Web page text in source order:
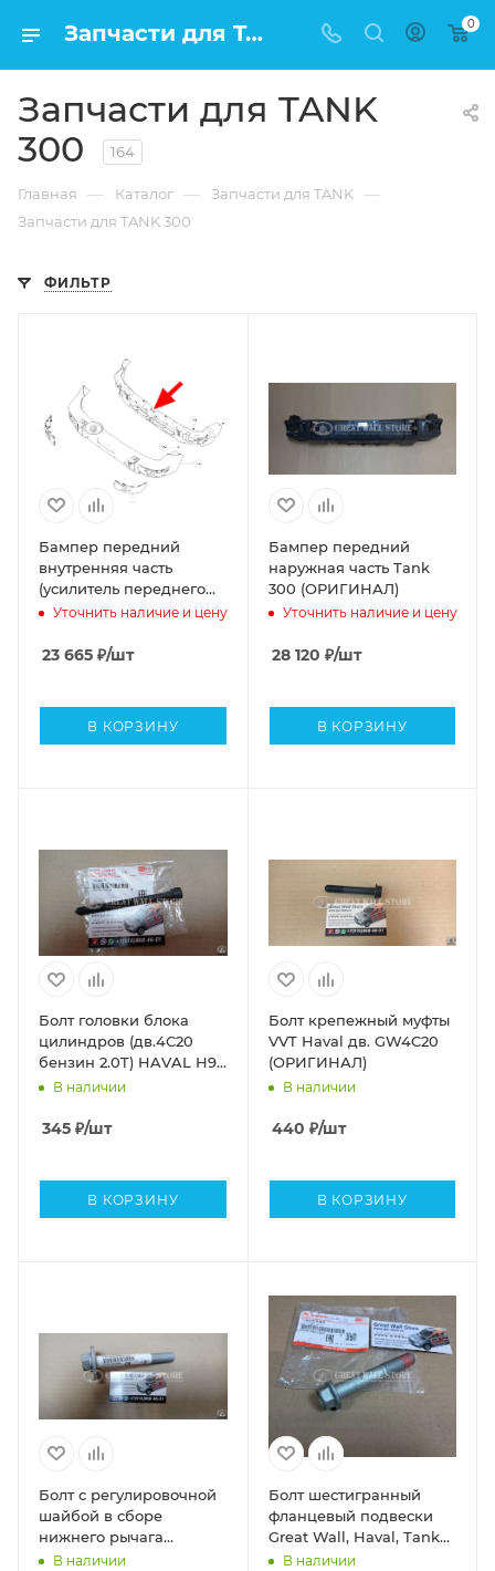
Запчасти для TANK 300 по низкой цене в Москве 0
Запчасти для TANK
300
164
Главная — Каталог — Запчасти для TANK —
Запчасти для TANK 300
ФИЛЬТР
Бампер передний
внутренняя часть
(усилитель переднего
бампера Tank 300
Уточнить наличие и цену
23 665 ₽/шт
В КОРЗИНУ
Бампер передний
наружная часть Tank
300 (ОРИГИНАЛ)
Уточнить наличие и цену
28 120 ₽/шт
В КОРЗИНУ
Болт головки блока
цилиндров (дв.4С20
бензин 2.0T) HAVAL H9,
H6Coupe, H8, F7,
Tank 300 (ОРИГИНАЛ)
В наличии
345 ₽/шт
В КОРЗИНУ
Болт крепежный муфты
VVT Haval дв. GW4C20
(ОРИГИНАЛ)
В наличии
440 ₽/шт
В КОРЗИНУ
Болт с регулировочной
шайбой в сборе
нижнего рычага
передний Haval H9,
В наличии
Болт шестигранный
фланцевый подвески
Great Wall, Haval, Tank
(100мм ОРИГИНАЛ)
В наличии